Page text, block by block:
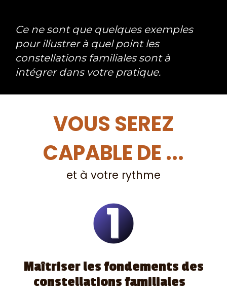
Ce ne sont que quelques exemples
pour illustrer à quel point les
constellations familiales sont à
intégrer dans votre pratique.
VOUS SEREZ
CAPABLE DE ...
et à votre rythme
Maîtriser les fondements des
constellations familiales